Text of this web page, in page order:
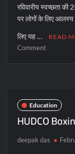
रविवारीय स्वच्छता की
पर लोगों के लिए आलस्य
लिए यह … READ
Commenton
सहयोग
Education
HUDCO
deepak das